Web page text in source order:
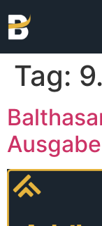
Tag:
Ausgabe